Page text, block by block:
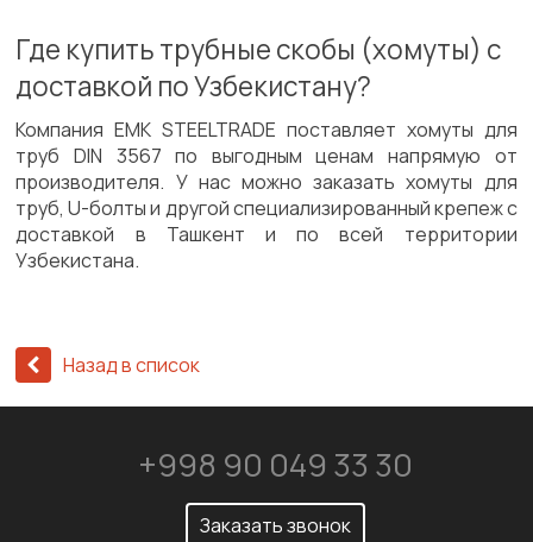
Где купить трубные скобы (хомуты) с
доставкой по Узбекистану?
Компания EMK STEELTRADE поставляет хомуты для
труб DIN 3567 по выгодным ценам напрямую от
производителя. У нас можно заказать хомуты для
труб, U-болты и другой специализированный крепеж с
доставкой в Ташкент и по всей территории
Узбекистана.
Назад в список
+998 90 049 33 30
Заказать звонок